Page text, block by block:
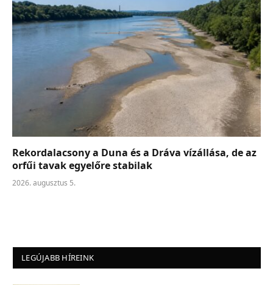
Rekordalacsony a Duna és a Dráva vízállása, de az
orfűi tavak egyelőre stabilak
2026. augusztus 5.
LEGÚJABB HÍREINK